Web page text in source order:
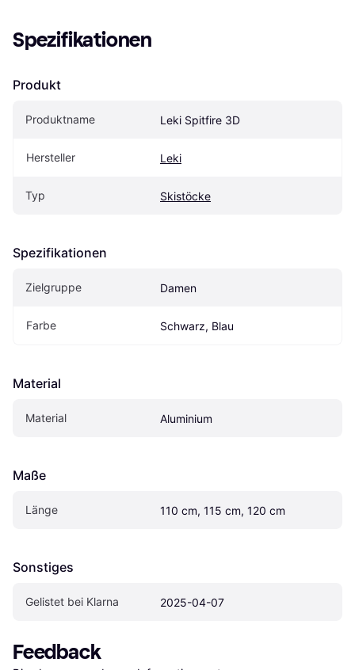
Spezifikationen
Produkt
Produktname Leki Spitfire 3D
Hersteller Leki
Typ Skistöcke
Spezifikationen
Zielgruppe Damen
Farbe Schwarz, Blau
Material
Material Aluminium
Maße
Länge 110 cm, 115 cm, 120 cm
Sonstiges
Gelistet bei Klarna 2025-04-07
Feedback